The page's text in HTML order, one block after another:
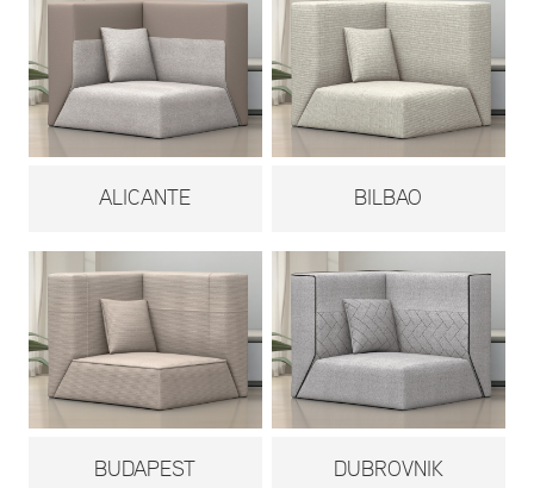
ALICANTE BILBAO
BUDAPEST DUBROVNIK